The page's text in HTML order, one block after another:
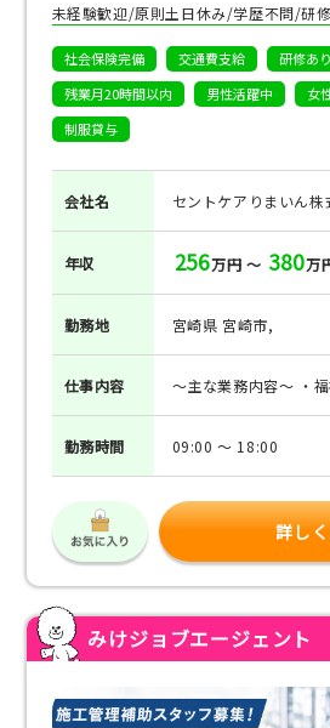
未経験歓迎/原則土日休み/学歴不問/研
社会保険完備 交通費支給 研修あり
残業月20時間以内
男性活躍中 女
制服貸与
会社名 セントケアりまいん株
年収 256万円 ～ 380万
勤務地 宮崎県 宮崎市,
仕事内容 ～主な業務内容～ ・
勤務時間 09:00 ～ 18:00
詳し
みけジョブエージェント